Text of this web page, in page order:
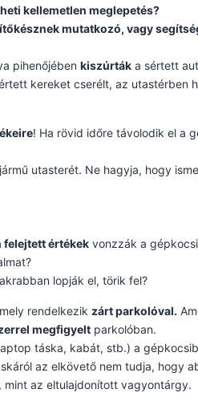
kellemetlen meglepetés?
mutatkozó, vagy
pihenőjében kiszúrták a sértett
kereket cserélt, az utastérben
! Ha rövid időre távolodik el a
utasterét. Ne hagyja, hogy
felejtett értékek vonzzák a
lopják el, törik fel?
rendelkezik zárt parkolóval.
megfigyelt parkolóban.
táska, kabát, stb.) a
az elkövető nem tudja, hogy
az eltulajdonított vagyontárgy.